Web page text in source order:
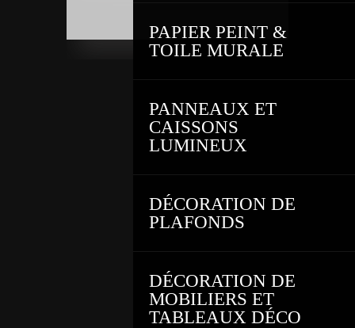
PAPIER PEINT &
TOILE MURALE
PANNEAUX ET
CAISSONS
LUMINEUX
DÉCORATION DE
PLAFONDS
DÉCORATION DE
MOBILIERS ET
TABLEAUX DÉCO